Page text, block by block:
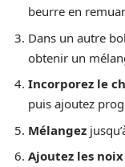
beurre en
Dans un autre
obtenir un
Incorporez le
puis ajoutez
Mélangez
Ajoutez les